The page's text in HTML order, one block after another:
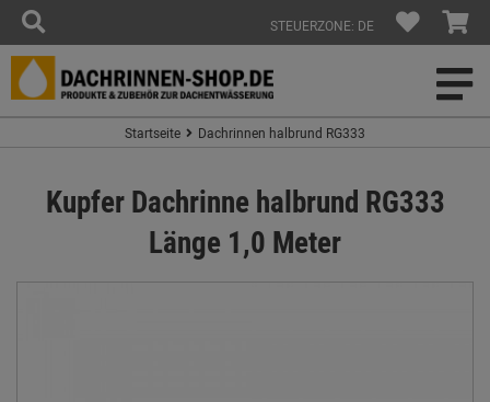
STEUERZONE: DE
Startseite Dachrinnen halbrund RG333
Kupfer Dachrinne halbrund RG333
Länge 1,0 Meter